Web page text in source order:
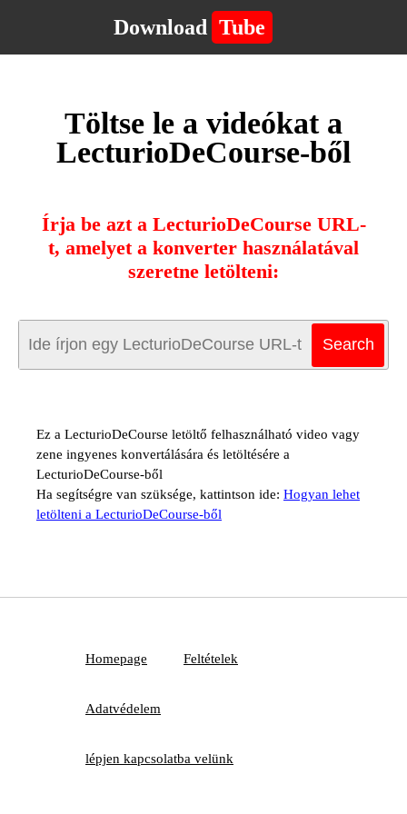
Download Tube
Töltse le a videókat a
LecturioDeCourse-ből
Írja be azt a LecturioDeCourse URL-
t, amelyet a konverter használatával
szeretne letölteni:
Ez a LecturioDeCourse letöltő felhasználható video vagy
zene ingyenes konvertálására és letöltésére a
LecturioDeCourse-ből
Ha segítségre van szüksége, kattintson ide: Hogyan lehet
letölteni a LecturioDeCourse-ből
Homepage Feltételek
Adatvédelem
lépjen kapcsolatba velünk